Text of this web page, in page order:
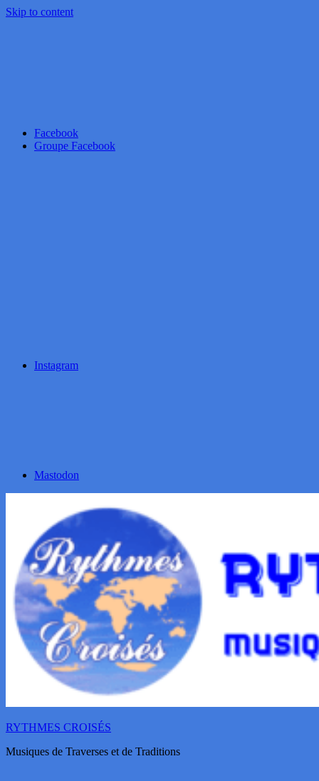
Skip to content
Facebook
Groupe Facebook
Instagram
Mastodon
RYTHMES CROISÉS
Musiques de Traverses et de Traditions